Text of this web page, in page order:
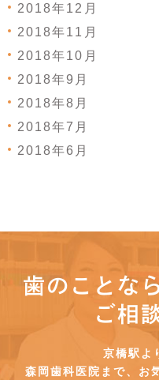
2018年12月
2018年11月
2018年10月
2018年9月
2018年8月
2018年7月
2018年6月
歯のことな
ご相
京橋駅よ
森岡歯科医院まで、お